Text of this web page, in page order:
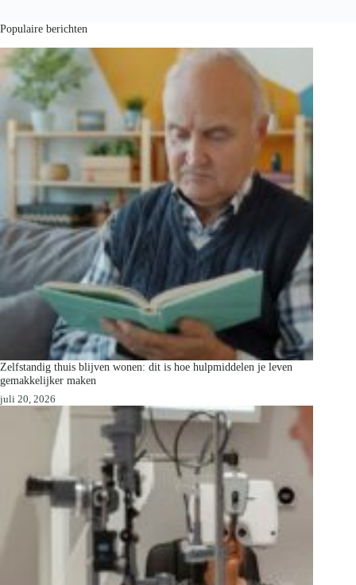
snel
Populaire berichten
Zelfstandig thuis blijven wonen: dit is hoe hulpmiddelen je leven
gemakkelijker maken
juli 20, 2026